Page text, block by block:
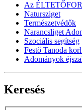
Az
Natursziget
Természetvédők
Narancsliget
Szociális segítség
Festő Tanoda
Adományok
Keresés